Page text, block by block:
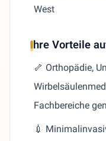
West
Ihre Vorteile
🦴 Orthopädie,
Fachbereiche
💉